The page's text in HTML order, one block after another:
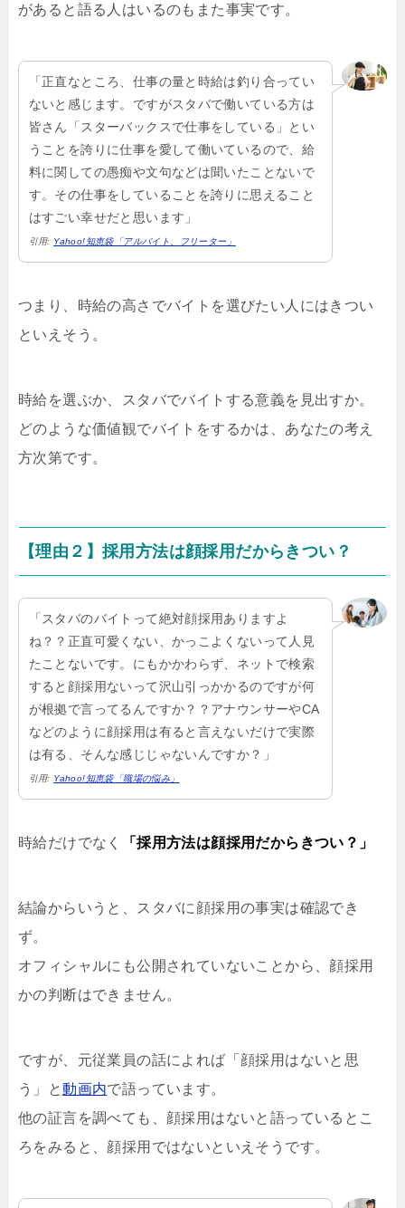
があると語る人はいるのもまた事実です。
「正直なところ、仕事の量と時給は釣り合ってい
ないと感じます。ですがスタバで働いている方は
皆さん「スターバックスで仕事をしている」とい
うことを誇りに仕事を愛して働いているので、給
料に関しての愚痴や文句などは聞いたことないで
す。その仕事をしていることを誇りに思えること
はすごい幸せだと思います」
引用: Yahoo!知恵袋「アルバイト、フリーター」
つまり、時給の高さでバイトを選びたい人にはきつい
といえそう。
時給を選ぶか、スタバでバイトする意義を見出すか。
どのような価値観でバイトをするかは、あなたの考え
方次第です。
【理由２】採用方法は顔採用だからきつい？
「スタバのバイトって絶対顔採用ありますよ
ね？？正直可愛くない、かっこよくないって人見
たことないです。にもかかわらず、ネットで検索
すると顔採用ないって沢山引っかかるのですが何
が根拠で言ってるんですか？？アナウンサーやCA
などのように顔採用は有ると言えないだけで実際
は有る、そんな感じじゃないんですか？」
引用: Yahoo!知恵袋「職場の悩み」
時給だけでなく 「採用方法は顔採用だからきつい？」
結論からいうと、スタバに顔採用の事実は確認でき
ず。
オフィシャルにも公開されていないことから、顔採用
かの判断はできません。
ですが、元従業員の話によれば「顔採用はないと思
う」と動画内で語っています。
他の証言を調べても、顔採用はないと語っているとこ
ろをみると、顔採用ではないといえそうです。